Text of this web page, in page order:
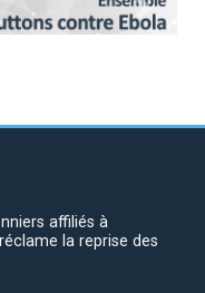
Next
affiliés à
la reprise des